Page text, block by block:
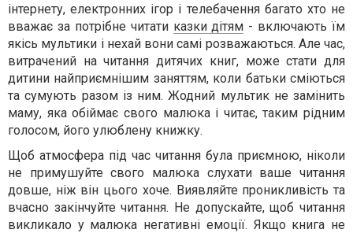
інтернету, електронних ігор і телебачення багато хто не
вважає за потрібне читати казки дітям - включають їм
якісь мультики і нехай вони самі розважаються. Але час,
витрачений на читання дитячих книг, може стати для
дитини найприємнішим заняттям, коли батьки сміються
та сумують разом із ним. Жодний мультик не замінить
маму, яка обіймає свого малюка і читає, таким рідним
голосом, його улюблену книжку.
Щоб атмосфера під час читання була приємною, ніколи
не примушуйте свого малюка слухати ваше читання
довше, ніж він цього хоче. Виявляйте проникливість та
вчасно закінчуйте читання. Не допускайте, щоб читання
викликало у малюка негативні емоції. Якщо книга не